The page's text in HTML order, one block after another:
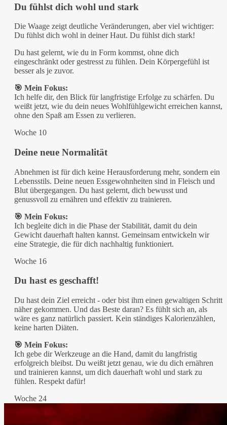
Du fühlst dich wohl und stark
Die Waage zeigt deutliche Veränderungen, aber viel wichtiger:
Du fühlst dich wohl in deiner Haut. Du fühlst dich stark!
Du hast gelernt, wie du in Form kommst, ohne dich
eingeschränkt oder gestresst zu fühlen. Dein Körpergefühl ist
besser als je zuvor.
🎯 Mein Fokus:
Ich helfe dir, den Blick für langfristige Erfolge zu schärfen. Du
weißt jetzt, wie du dein neues Wohlfühlgewicht erreichen kannst,
ohne den Spaß am Essen zu verlieren.
Woche 10
Deine neue Normalität
Abnehmen ist für dich keine Herausforderung mehr, sondern ein
Lebensstils. Deine neuen Essgewohnheiten sind in Fleisch und
Blut übergegangen. Du hast gelernt, dich bewusst und
genussvoll zu ernähren und effektiv zu trainieren.
🎯 Mein Fokus:
Ich begleite dich in die Phase der Stabilität, damit du dein
Gewicht dauerhaft halten kannst. Gemeinsam entwickeln wir
eine Strategie, die für dich nachhaltig funktioniert.
Woche 16
Du hast es geschafft!
Du hast dein Ziel erreicht - oder bist ihm einen gewaltigen Schritt
näher gekommen. Und das Beste daran? Es fühlt sich an, als
wäre es ganz natürlich passiert. Kein ständiges Kalorienzählen,
keine harten Diäten.
🎯 Mein Fokus:
Ich gebe dir Werkzeuge an die Hand, damit du langfristig
erfolgreich bleibst. Du weißt jetzt genau, wie du dich ernähren
und trainieren kannst, um dich dauerhaft wohl und stark zu
fühlen. Respekt dafür!
Woche 24